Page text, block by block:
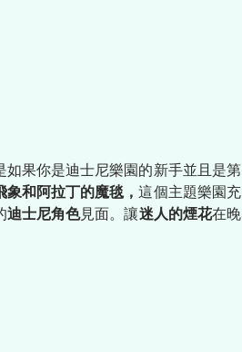
果你是迪士尼樂園的新手並且是第
象和阿拉丁的魔毯，這個主題樂園充
迪士尼角色見面。讓迷人的煙花在晚